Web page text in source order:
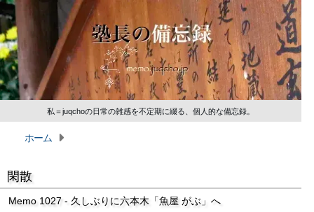
私＝juqchoの日常の雑感を不定期に綴る、個人的な備忘録。
ホーム
閑散
Memo 1027 - 久しぶりに六本木「魚屋 がぶ」へ